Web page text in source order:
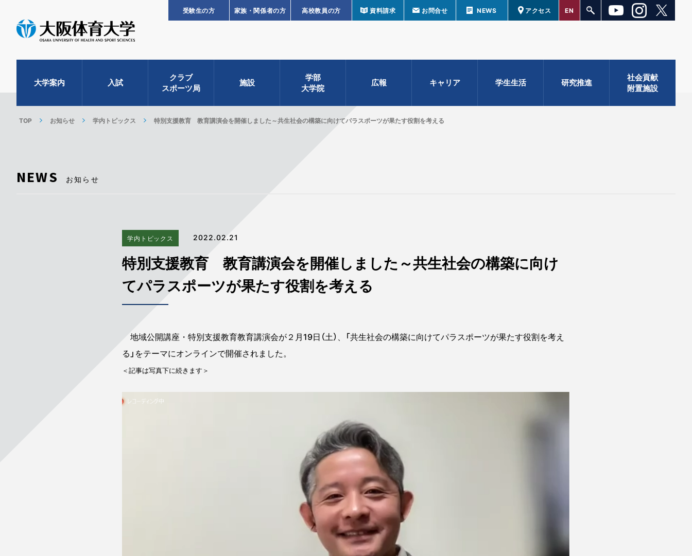
受験生の方 家族・関係者の方 高校教員の方 資料請求 お問合せ NEWS アクセス EN
大学案内 入試
クラブ
スポーツ局
施設
学部
大学院
広報 キャリア 学生生活 研究推進
社会貢献
附置施設
TOP お知らせ 学内トピックス 特別支援教育 教育講演会を開催しました～共生社会の構築に向けてパラスポーツが果たす役割を考える
NEWS お知らせ
学内トピックス 2022.02.21
特別支援教育 教育講演会を開催しました～共生社会の構築に向け
てパラスポーツが果たす役割を考える
地域公開講座・特別支援教育教育講演会が２月19日（土）、「共生社会の構築に向けてパラスポーツが果たす役割を考え
る」をテーマにオンラインで開催されました。
＜記事は写真下に続きます＞